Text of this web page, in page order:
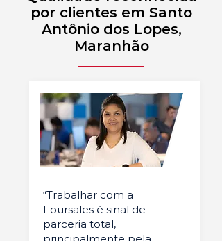
por clientes em Santo
Antônio dos Lopes,
Maranhão
“Trabalhar com a
Foursales é sinal de
parceria total,